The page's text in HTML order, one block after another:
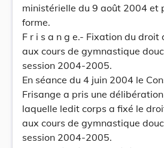
ministérielle du 9 août 2004 et
forme.
F r i s a n g e.- Fixation du
aux cours de gymnastique
session 2004-2005.
En séance du 4 juin 2004 le
Frisange a pris une
laquelle ledit corps a fixé le
aux cours de gymnastique
session 2004-2005.